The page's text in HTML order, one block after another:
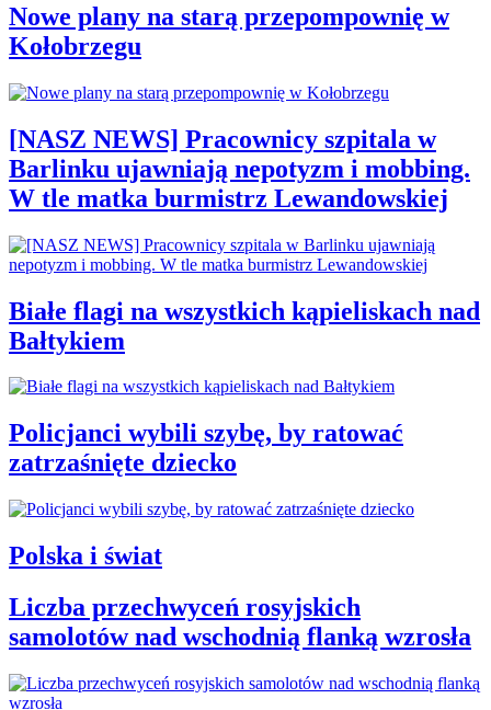
Nowe plany na starą przepompownię w
Kołobrzegu
[NASZ NEWS] Pracownicy szpitala w
Barlinku ujawniają nepotyzm i mobbing.
W tle matka burmistrz Lewandowskiej
Białe flagi na wszystkich kąpieliskach nad
Bałtykiem
Policjanci wybili szybę, by ratować
zatrzaśnięte dziecko
Polska i świat
Liczba przechwyceń rosyjskich
samolotów nad wschodnią flanką wzrosła